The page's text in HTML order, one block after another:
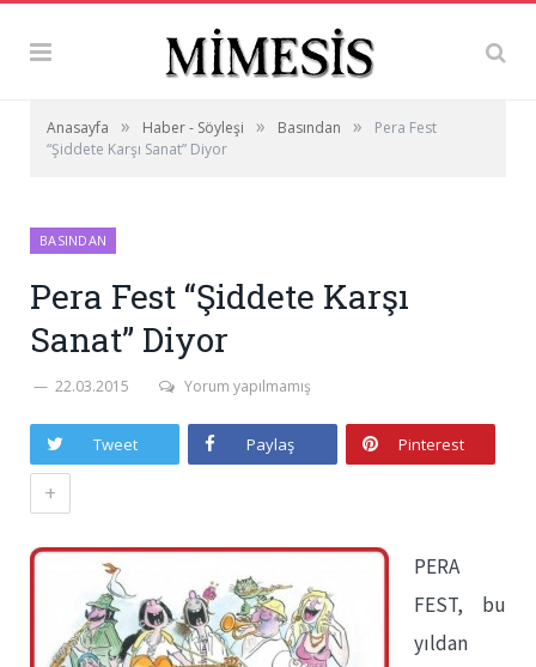
Anasayfa » Haber - Söyleşi » Basından »
Pera Fest
“Şiddete Karşı Sanat” Diyor
BASINDAN
Pera Fest “Şiddete Karşı
Sanat” Diyor
22.03.2015 Yorum yapılmamış
Tweet Paylaş Pinterest
+
PERA
FEST, bu
yıldan